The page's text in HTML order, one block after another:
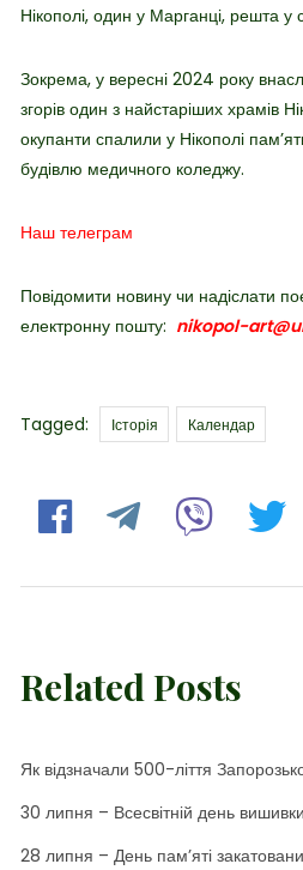
Нікополі, один у Марганці, решта у
Зокрема, у вересні 2024 року
згорів один з найстаріших храмів
окупанти спалили у Нікополі
будівлю медичного коледжу.
Наш телеграм
Повідомити новину чи надіслати
електронну пошту: nikopol-
Tagged: Tags
Історія Календар
Related Posts
Як відзначали 500-ліття
30 липня – Всесвітній день вишивки
28 липня – День пам’яті